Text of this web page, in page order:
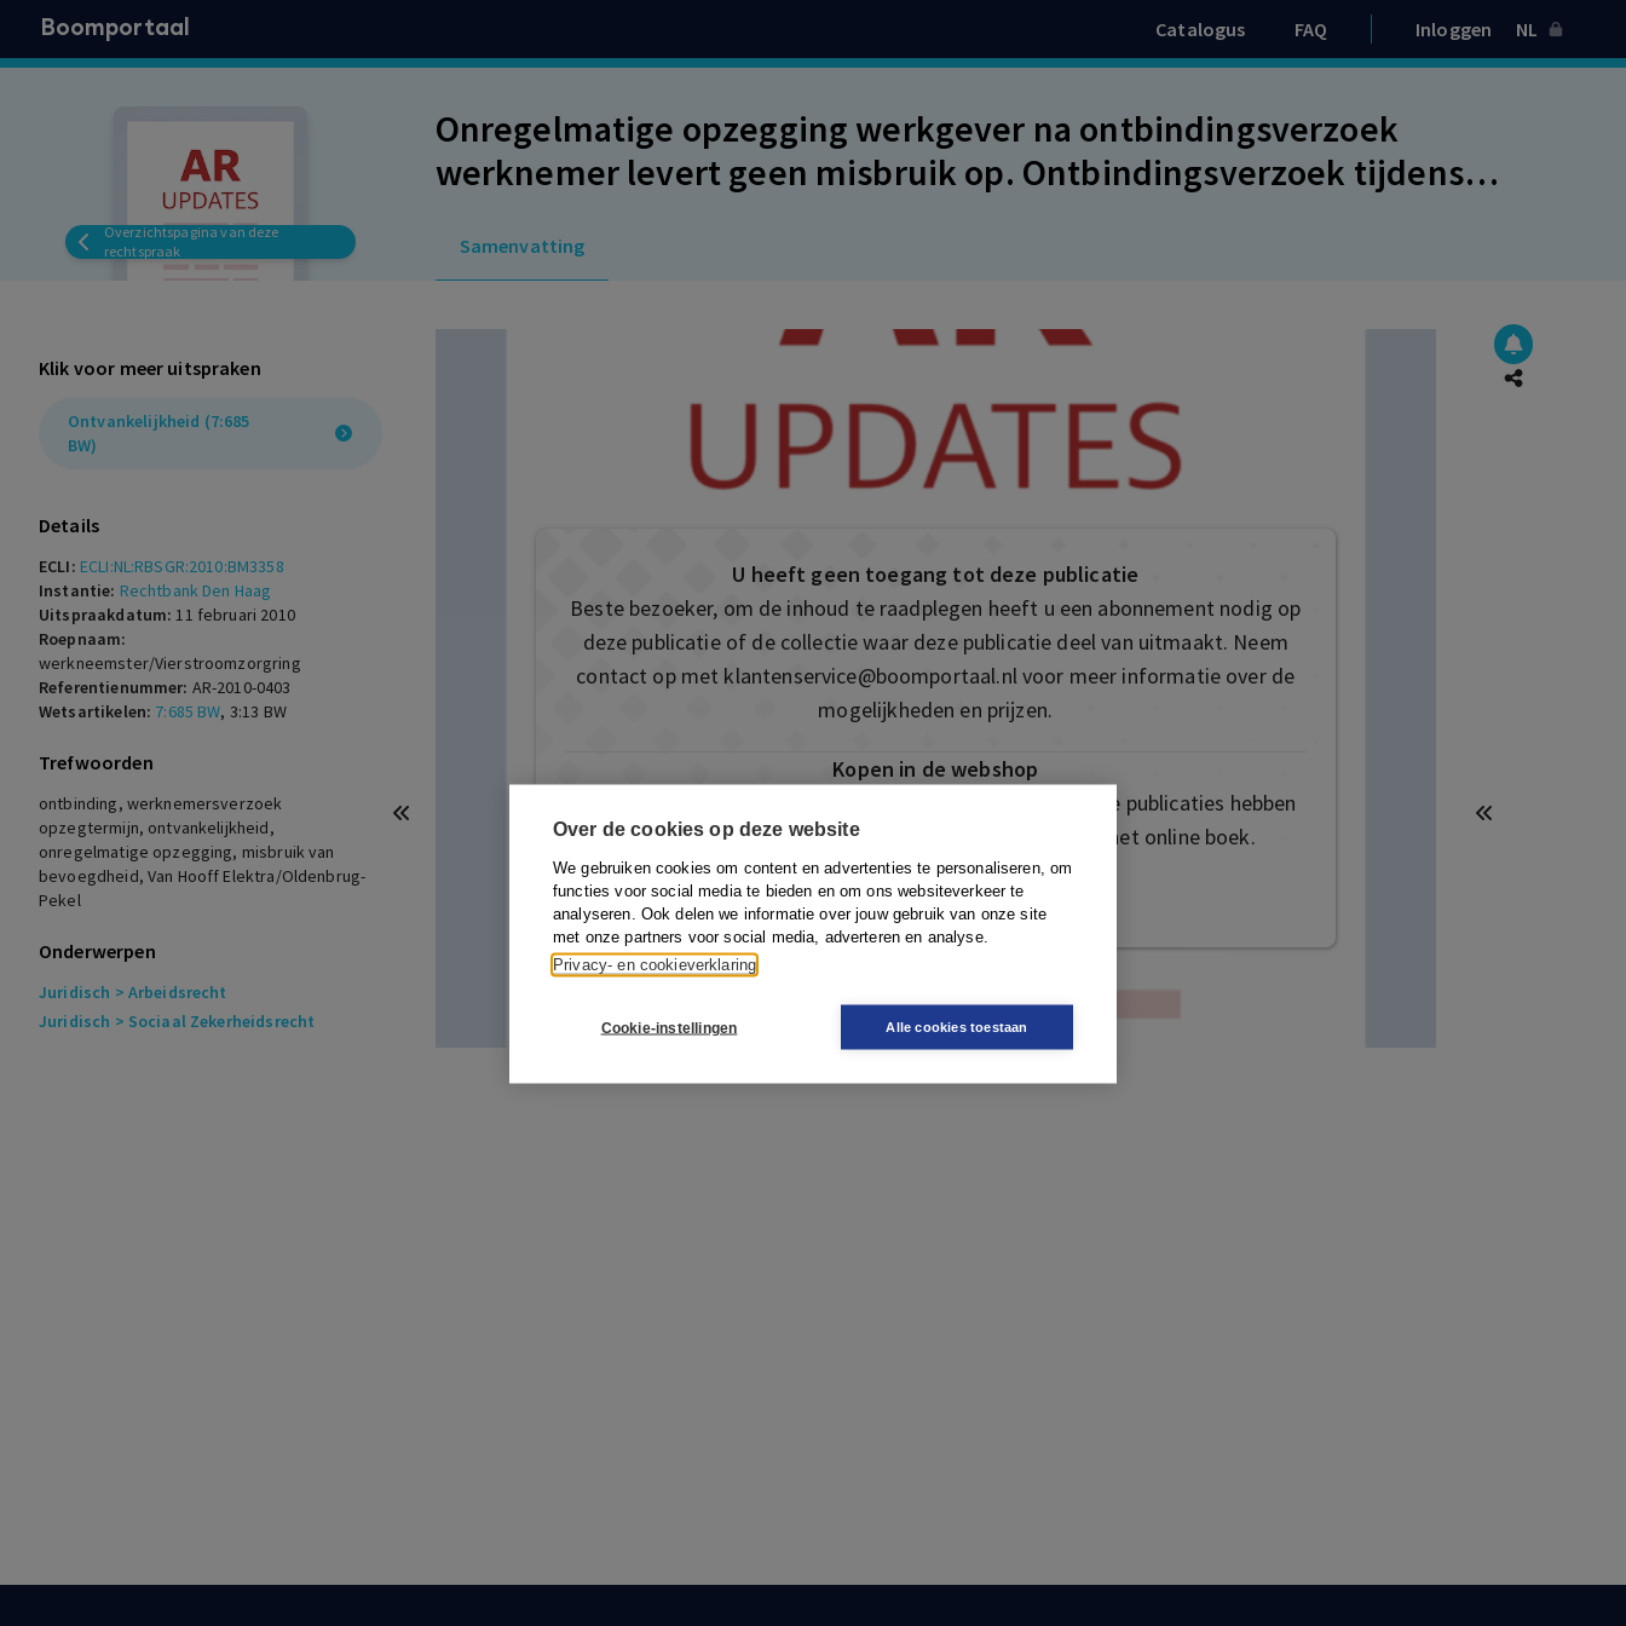
Over de cookies op deze website
We gebruiken cookies om content en advertenties te personaliseren, om
functies voor social media te bieden en om ons websiteverkeer te
analyseren. Ook delen we informatie over jouw gebruik van onze site
met onze partners voor social media, adverteren en analyse.
Privacy- en cookieverklaring
Cookie-instellingen Alle cookies toestaan
Boomportaal Catalogus FAQ Inloggen NL
Overzichtspagina van deze
rechtspraak
Onregelmatige opzegging werkgever na ontbindingsverzoek
werknemer levert geen misbruik op. Ontbindingsverzoek tijdens
Samenvatting
Klik voor meer uitspraken
Ontvankelijkheid (7:685
BW)
Details
ECLI: ECLI:NL:RBSGR:2010:BM3358
Instantie: Rechtbank Den Haag
Uitspraakdatum:11 februari 2010
Roepnaam:
werkneemster/Vierstroomzorgring
Referentienummer: AR-2010-0403
Wetsartikelen: 7:685 BW, 3:13 BW
Trefwoorden
ontbinding, werknemersverzoek
opzegtermijn, ontvankelijkheid,
onregelmatige opzegging, misbruik van
bevoegdheid, Van Hooff Elektra/Oldenbrug-
Pekel
Onderwerpen
Juridisch > Arbeidsrecht
Juridisch > Sociaal Zekerheidsrecht
U heeft geen toegang tot deze publicatie
Beste bezoeker, om de inhoud te raadplegen heeft u een abonnement nodig op
deze publicatie of de collectie waar deze publicatie deel van uitmaakt. Neem
contact op met klantenservice@boomportaal.nlvoor meer informatie over de
mogelijkheden en prijzen.
Kopen in de webshop
Deze publicatie is ook te vinden in onze webshop. Sommige publicaties hebben
ook de mogelijkheid om direct toegang te kopen tot het online boek.
Naar de webshop